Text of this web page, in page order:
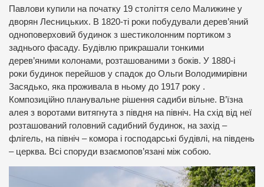
Павлови купили на початку 19 століття село Малижине у
дворян Лесницьких. В 1820-ті роки побудували дерев’яний
одноповерховий будинок з шестиколонним портиком з
заднього фасаду. Будівлю прикрашали тонкими
дерев’яними колонами, розташованими з боків. У 1880-і
роки будинок перейшов у спадок до Ольги Володимирівни
Засядько, яка проживала в ньому до 1917 року .
Композиційно планувальне рішення садиби вільне. В’їзна
алея з воротами витягнута з півдня на північ. На схід від неї
розташований головний садибний будинок, на захід –
флігель, на північ – комора і господарські будівлі, на південь
– церква. Всі споруди взаємопов’язані між собою.